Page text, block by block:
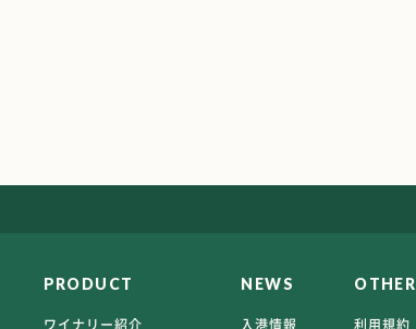
PRODUCT
ワイナリー紹介
NEWS
入港情報
OTHER
利用規約